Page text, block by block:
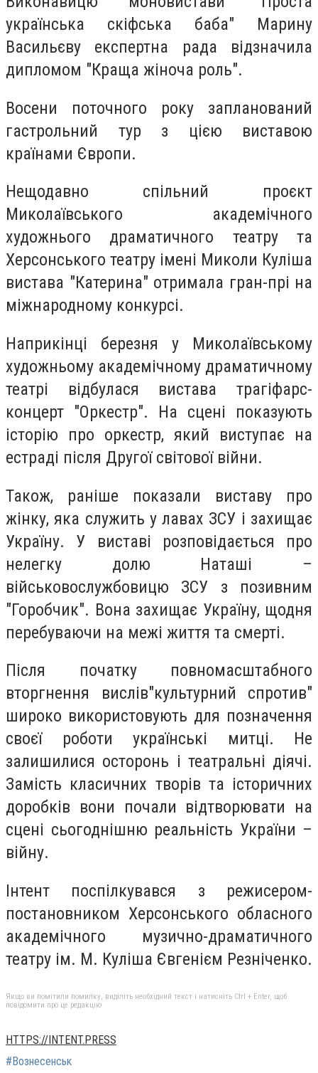
українська скіфська баба" Марину
Васильєву експертна рада відзначила
дипломом "Краща жіноча роль".
Восени поточного року запланований
гастрольний тур з цією виставою
країнами Європи.
Нещодавно спільний проєкт
Миколаївського академічного
художнього драматичного театру та
Херсонського театру імені Миколи Куліша
вистава "Катерина" отримала гран-прі на
міжнародному конкурсі.
Наприкінці березня у Миколаївському
художньому академічному драматичному
театрі відбулася вистава трагіфарс-
концерт "Оркестр". На сцені показують
історію про оркестр, який виступає на
естраді після Другої світової війни.
Також, раніше показали виставу про
жінку, яка служить у лавах ЗСУ і захищає
Україну. У виставі розповідається про
нелегку долю Наташі –
військовослужбовицю ЗСУ з позивним
"Горобчик". Вона захищає Україну, щодня
перебуваючи на межі життя та смерті.
Після початку повномасштабного
вторгнення вислів"культурний спротив"
широко використовують для позначення
своєї роботи українські митці. Не
залишилися осторонь і театральні діячі.
Замість класичних творів та історичних
доробків вони почали відтворювати на
сцені сьогоднішню реальність України –
війну.
Інтент поспілкувався з режисером-
постановником Херсонського обласного
академічного музично-драматичного
театру ім. М. Куліша Євгенієм Резніченко.
Якщо ви помітили помилку, виділіть необхідний текст і натисніть Ctrl + Enter, щоб
повідомити про це редакцію
HTTPS://INTENT.PRESS
#Вознесенськ